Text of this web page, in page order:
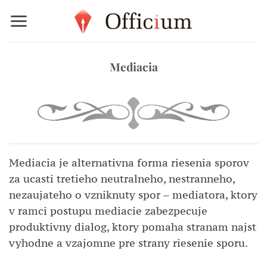
Mediacia
Mediacia je alternativna forma riesenia sporov
za ucasti tretieho neutralneho, nestranneho,
nezaujateho o vzniknuty spor – mediatora, ktory
v ramci postupu mediacie zabezpecuje
produktivny dialog, ktory pomaha stranam najst
vyhodne a vzajomne pre strany riesenie sporu.